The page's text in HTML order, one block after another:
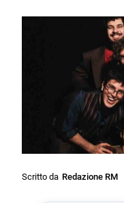
Scritto da Redazione RM